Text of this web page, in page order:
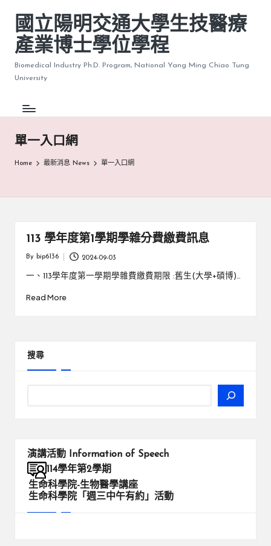
國立陽明交通大學生技醫療
產業博士學位學程
Biomedical Industry Ph.D. Program, National Yang Ming Chiao Tung
University
單一入口網
Home 最新消息 News 單一入口網
113 學年度第1學期學雜分費繳費訊息
Posted
By bip6136 2024-09-03
一、113學年度第一學期學雜費繳費期限 :舊生(大學+碩博)…
Read More
搜尋
演講活動 Information of Speech
114學年第2學期
生命科學院-生物醫學講座
生命科學院「週三中午有約」活動